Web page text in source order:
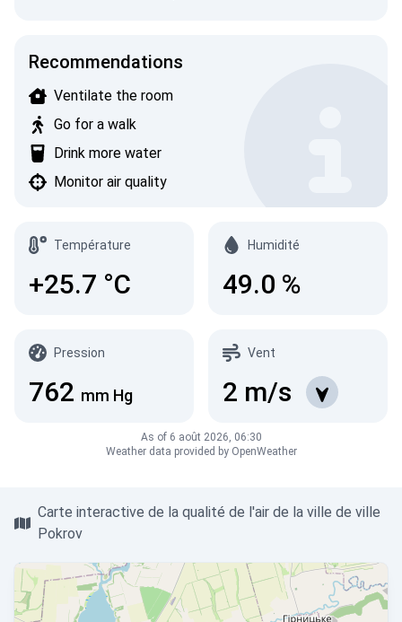
Recommendations
Ventilate the room
Go for a walk
Drink more water
Monitor air quality
Température
+25.7 °C
Humidité
49.0 %
Pression
762 mm Hg
Vent
2 m/s
As of 6 août 2026, 06:30
Weather data provided by OpenWeather
Carte interactive de la qualité de l'air de la ville de ville
Pokrov